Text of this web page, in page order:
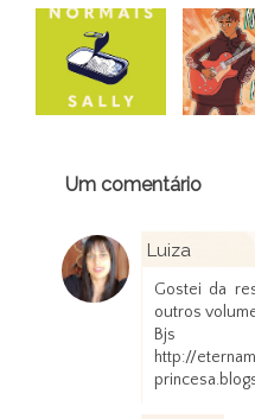
Um comentário
Luiza
Gostei da
outros
Bjs
http://